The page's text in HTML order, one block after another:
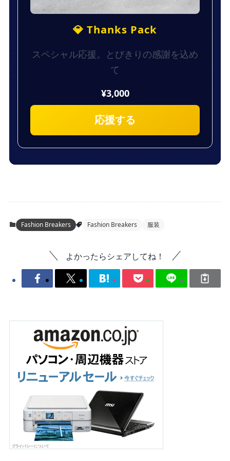
💎 Thanks Pack
スペシャル応援。とびきりの感謝を込め
て
¥3,000
応援する
Fashion Breakers Fashion Breakers 服装
よかったらシェアしてね！